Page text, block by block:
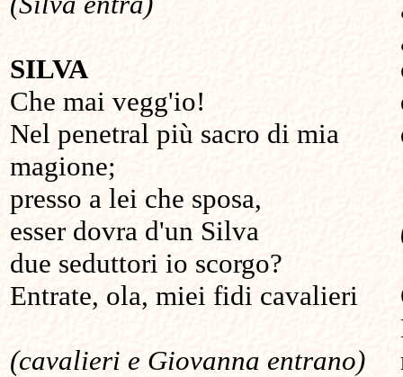
SILVA
Che mai vegg'io!
Nel penetral più sacro di mia
magione;
presso a lei che sposa,
esser dovra d'un Silva
due seduttori io scorgo?
Entrate, ola, miei fidi cavalieri
(cavalieri e Giovanna entrano)